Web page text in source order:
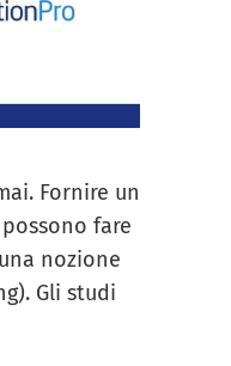
Fornire un
fare
nozione
Gli studi